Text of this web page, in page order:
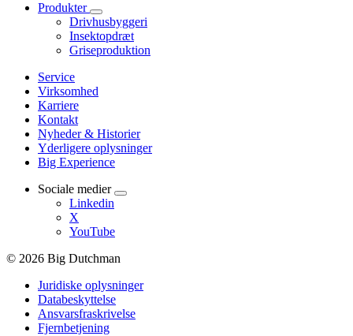
Produkter
Drivhusbyggeri
Insektopdræt
Griseproduktion
Service
Virksomhed
Karriere
Kontakt
Nyheder & Historier
Yderligere oplysninger
Big Experience
Sociale medier
Linkedin
X
YouTube
© 2026 Big Dutchman
Juridiske oplysninger
Databeskyttelse
Ansvarsfraskrivelse
Fjernbetjening